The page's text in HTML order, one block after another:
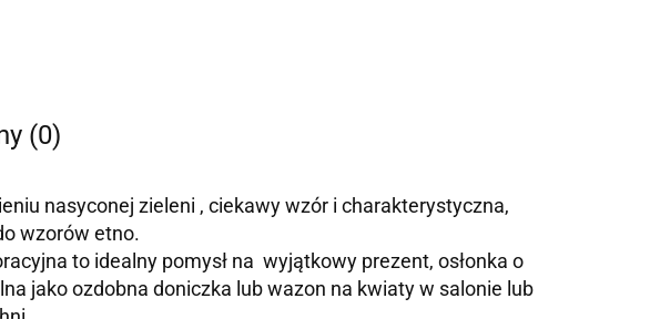
(0)
nasyconej zieleni , ciekawy wzór i charakterystyczna,
wzorów etno.
to idealny pomysł na wyjątkowy prezent, osłonka o
jako ozdobna doniczka lub wazon na kwiaty w salonie lub